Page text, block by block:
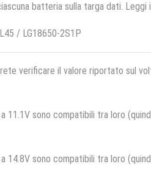
batteria sulla targa dati.
/ LG18650-2S1P
verificare il valore riportato sul
11.1V sono compatibili tra loro
14.8V sono compatibili tra loro